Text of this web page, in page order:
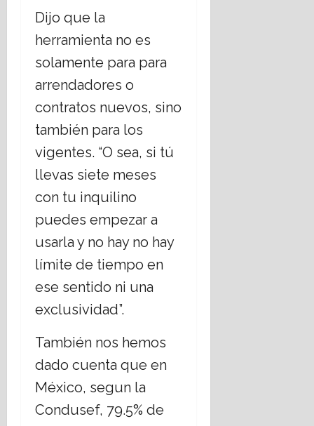
Dijo que la
herramienta no es
solamente para para
arrendadores o
contratos nuevos, sino
también para los
vigentes. “O sea, si tú
llevas siete meses
con tu inquilino
puedes empezar a
usarla y no hay no hay
límite de tiempo en
ese sentido ni una
exclusividad”.
También nos hemos
dado cuenta que en
México, segun la
Condusef, 79.5% de